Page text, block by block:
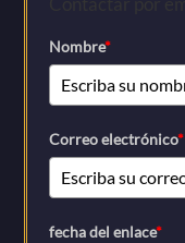
Nombre*
Correo electrónico*
fecha del enlace*